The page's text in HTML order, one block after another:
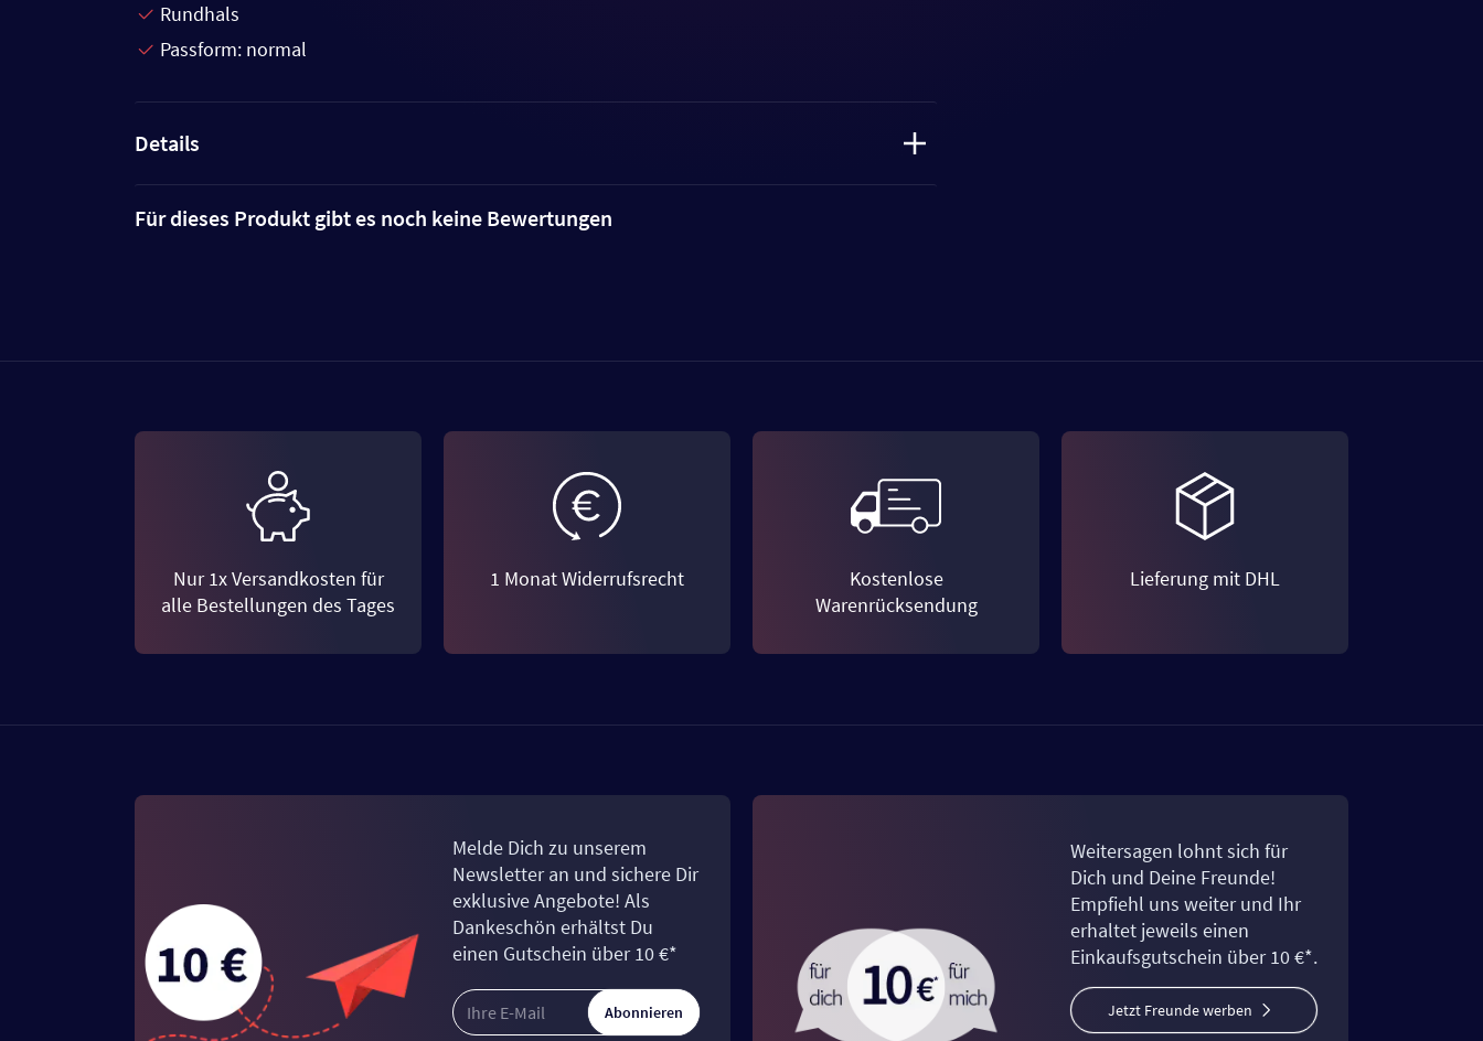
Rundhals
Passform: normal
Details
Für dieses Produkt gibt es noch keine Bewertungen
Nur 1x Versandkosten für
alle Bestellungen des Tages
1 Monat Widerrufsrecht
Kostenlose
Warenrücksendung
Lieferung mit DHL
Melde Dich zu unserem
Newsletter an und sichere Dir
exklusive Angebote! Als
Dankeschön erhältst Du
einen Gutschein über 10 €*
Abonnieren
Weitersagen lohnt sich für
Dich und Deine Freunde!
Empfiehl uns weiter und Ihr
erhaltet jeweils einen
Einkaufsgutschein über 10 €*.
Jetzt Freunde werben